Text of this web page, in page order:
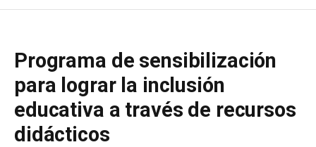
Programa de sensibilización
para lograr la inclusión
educativa a través de recursos
didácticos